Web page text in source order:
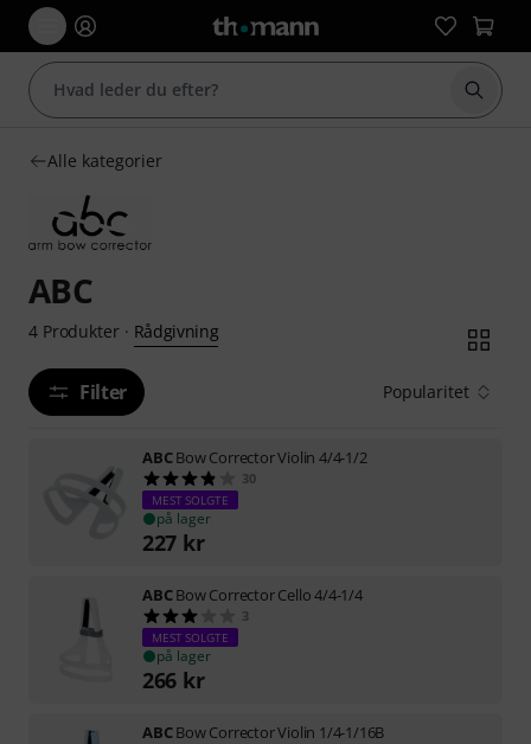
Start
Alle kategorier
ABC
4 Produkter· Rådgivning
Filter Popularitet
ABCBow Corrector Violin 4/4-1/2
30
MEST SOLGTE
på lager
227 kr
ABCBow Corrector Cello 4/4-1/4
3
MEST SOLGTE
på lager
266 kr
ABCBow Corrector Violin 1/4-1/16B